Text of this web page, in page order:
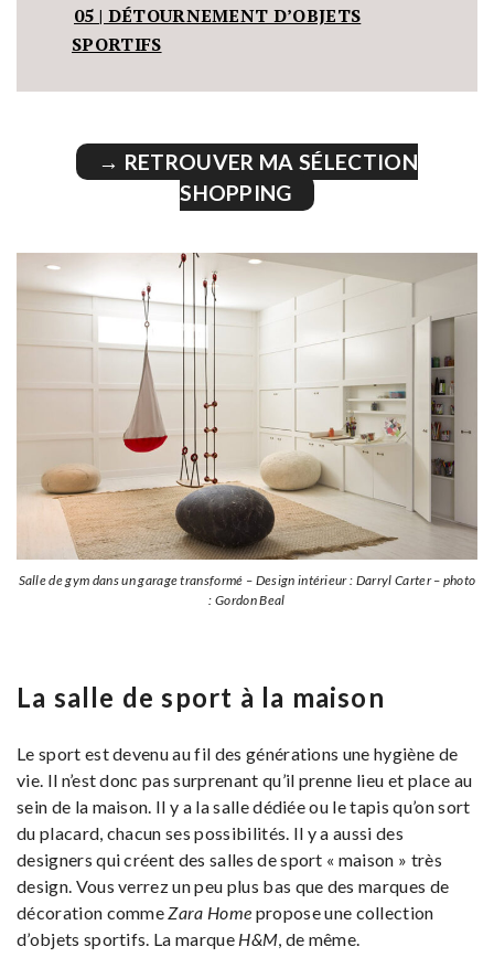
05 | DÉTOURNEMENT D’OBJETS
SPORTIFS
→ RETROUVER MA SÉLECTION
SHOPPING
Salle de gym dans un garage transformé – Design intérieur : Darryl Carter – photo
: Gordon Beal
La salle de sport à la maison
Le sport est devenu au fil des générations une hygiène de
vie. Il n’est donc pas surprenant qu’il prenne lieu et place au
sein de la maison. Il y a la salle dédiée ou le tapis qu’on sort
du placard, chacun ses possibilités. Il y a aussi des
designers qui créent des salles de sport « maison » très
design. Vous verrez un peu plus bas que des marques de
décoration commeZara Home propose une collection
d’objets sportifs. La marque H&M, de même.